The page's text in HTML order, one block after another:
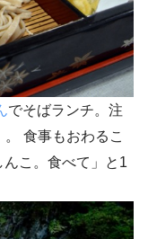
でそばランチ。注
。 食事もおわるこ
こ。食べて」と1